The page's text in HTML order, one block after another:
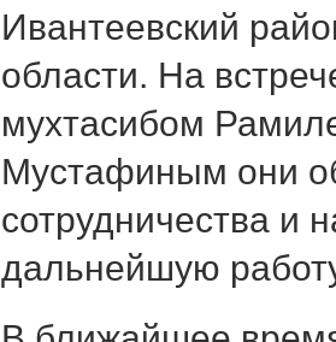
Ивантеевский
области. На
мухтасибом
Мустафиным они
сотрудничества и
дальнейшую